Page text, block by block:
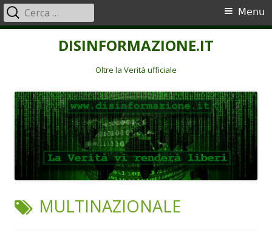
DISINFORMAZIONE.IT
Oltre la Verità ufficiale
Menu
principale
Menu
Ricerca
per:
TAG:
MULTINAZIONALE